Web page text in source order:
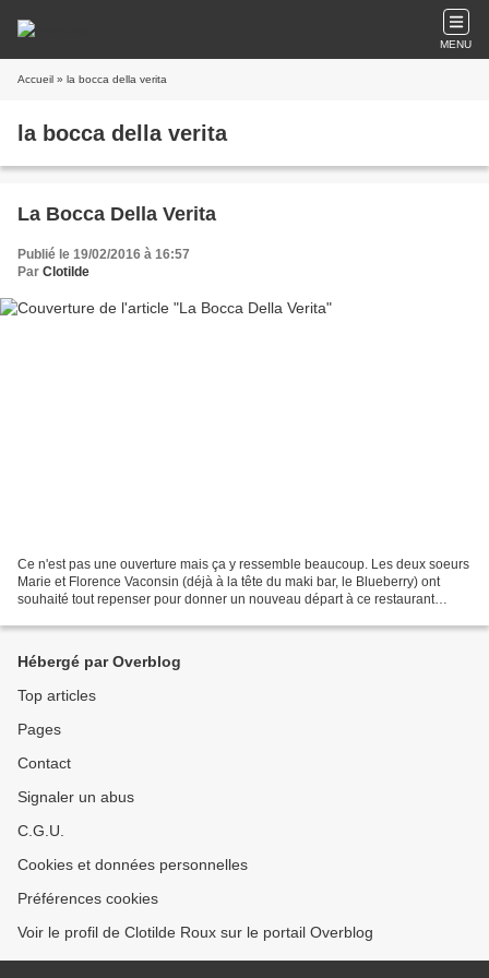
MENU
Accueil » la bocca della verita
la bocca della verita
La Bocca Della Verita
Publié le 19/02/2016 à 16:57
Par Clotilde
Ce n'est pas une ouverture mais ça y ressemble beaucoup. Les deux soeurs
Marie et Florence Vaconsin (déjà à la tête du maki bar, le Blueberry) ont
souhaité tout repenser pour donner un nouveau départ à ce restaurant
Hébergé par Overblog
Top articles
Pages
Contact
Signaler un abus
C.G.U.
Cookies et données personnelles
Préférences cookies
Voir le profil de Clotilde Roux sur le portail Overblog